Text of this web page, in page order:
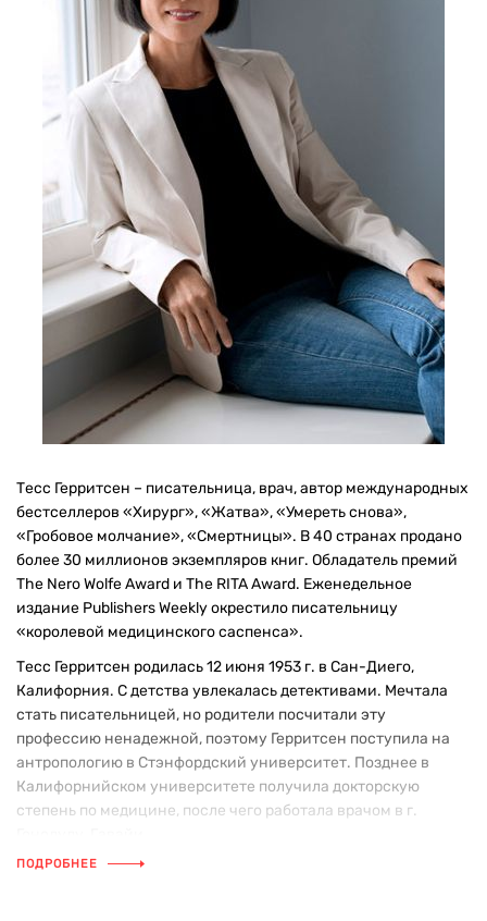
Тесс Герритсен – писательница, врач, автор международных
бестселлеров «Хирург», «Жатва», «Умереть снова»,
«Гробовое молчание», «Смертницы». В 40 странах продано
более 30 миллионов экземпляров книг. Обладатель премий
The Nero Wolfe Award и The RITA Award. Еженедельное
издание Publishers Weekly окрестило писательницу
«королевой медицинского саспенса».
Тесс Герритсен родилась 12 июня 1953 г. в Сан-Диего,
Калифорния. С детства увлекалась детективами. Мечтала
стать писательницей, но родители посчитали эту
профессию ненадежной, поэтому Герритсен поступила на
антропологию в Стэнфордский университет. Позднее в
Калифорнийском университете получила докторскую
степень по медицине, после чего работала врачом в г.
Во время декретного отпуска Тесс Герритсен начала писать.
ПОДРОБНЕЕ